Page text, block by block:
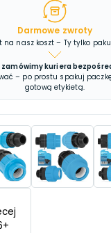
Darmowe zwroty
na nasz koszt – Ty tylko
zamówimy kuriera
– po prostu spakuj
gotową etykietą.
+